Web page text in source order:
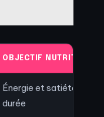
OBJECTIF
Énergie et satiété
durée